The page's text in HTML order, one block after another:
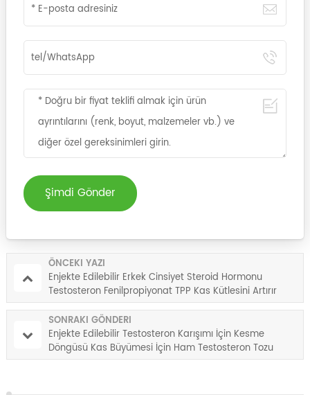
Şimdi Gönder
ÖNCEKI YAZI
Enjekte Edilebilir Erkek Cinsiyet Steroid Hormonu
Testosteron Fenilpropiyonat TPP Kas Kütlesini Artırır
SONRAKI GÖNDERI
Enjekte Edilebilir Testosteron Karışımı İçin Kesme
Döngüsü Kas Büyümesi İçin Ham Testosteron Tozu